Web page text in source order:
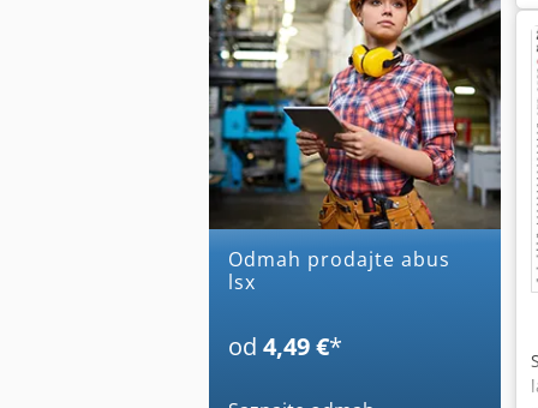
Odmah prodajte abus
lsx
od 4,49 €*